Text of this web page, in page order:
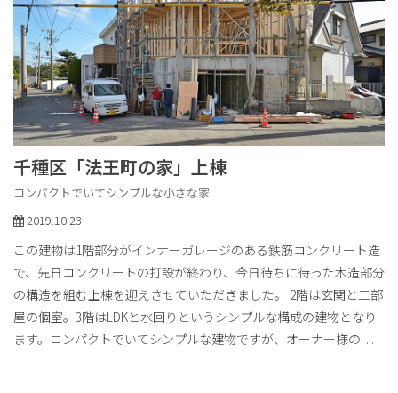
千種区「法王町の家」上棟
コンパクトでいてシンプルな小さな家
2019.10.23
この建物は1階部分がインナーガレージのある鉄筋コンクリート造
で、先日コンクリートの打設が終わり、今日待ちに待った木造部分
の構造を組む上棟を迎えさせていただきました。 2階は玄関と二部
屋の個室。3階はLDKと水回りというシンプルな構成の建物となり
ます。コンパクトでいてシンプルな建物ですが、オーナー様の. . .